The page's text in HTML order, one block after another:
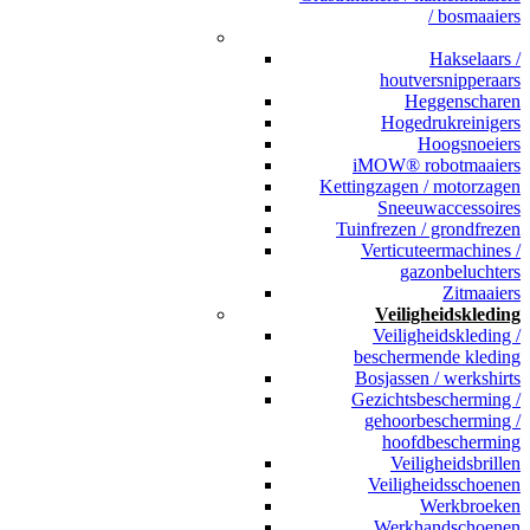
/ bosmaaiers
Hakselaars /
houtversnipperaars
Heggenscharen
Hogedrukreinigers
Hoogsnoeiers
iMOW® robotmaaiers
Kettingzagen / motorzagen
Sneeuwaccessoires
Tuinfrezen / grondfrezen
Verticuteermachines /
gazonbeluchters
Zitmaaiers
Veiligheidskleding
Veiligheidskleding /
beschermende kleding
Bosjassen / werkshirts
Gezichtsbescherming /
gehoorbescherming /
hoofdbescherming
Veiligheidsbrillen
Veiligheidsschoenen
Werkbroeken